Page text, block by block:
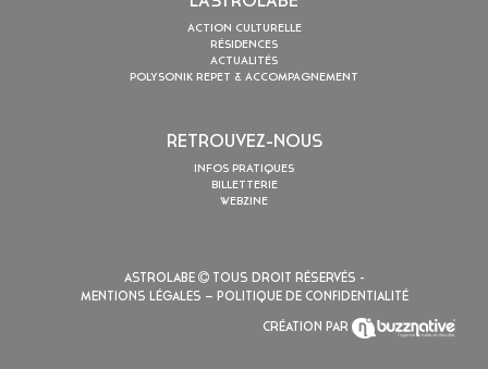
ACTION CULTURELLE
RÉSIDENCES
ACTUALITÉS
POLYSONIK REPET & ACCOMPAGNEMENT
RETROUVEZ-NOUS
INFOS PRATIQUES
BILLETTERIE
WEBZINE
ASTROLABE
TOUS DROIT RÉSERVÉS -
MENTIONS LÉGALES – POLITIQUE DE CONFIDENTIALITÉ
CRÉATION PAR